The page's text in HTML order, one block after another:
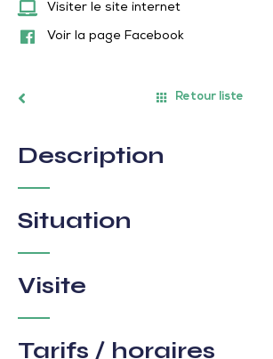
Visiter le site internet
Voir la page Facebook
Retour liste
Description
Situation
Visite
Tarifs / horaires